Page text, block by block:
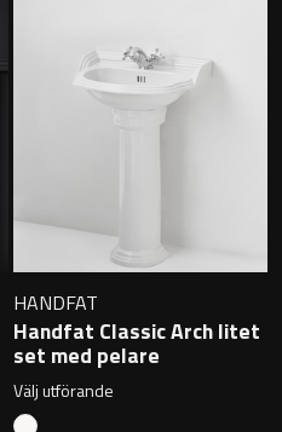
HANDFAT
Handfat Classic Arch litet
set med pelare
Välj utförande